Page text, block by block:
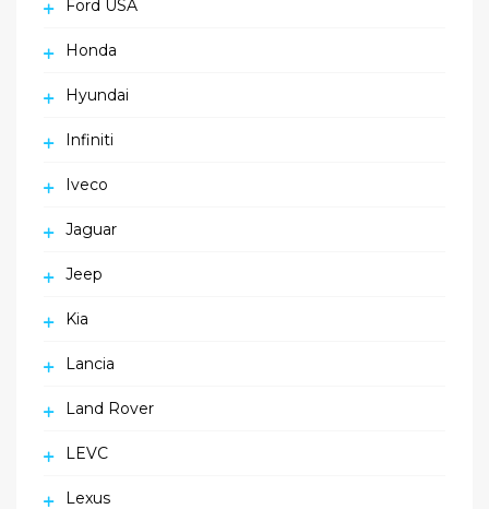
Ford USA
Honda
Hyundai
Infiniti
Iveco
Jaguar
Jeep
Kia
Lancia
Land Rover
LEVC
Lexus